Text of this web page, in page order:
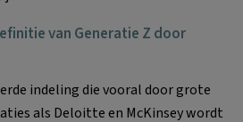
van Generatie Z door
indeling die vooral door grote
als Deloitte en McKinsey wordt